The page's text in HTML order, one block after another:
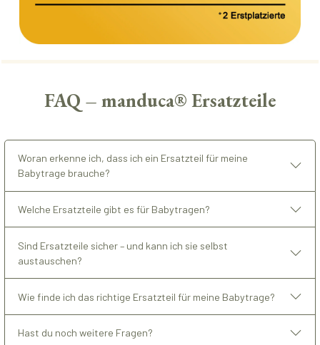
FAQ – manduca® Ersatzteile
Woran erkenne ich, dass ich ein Ersatzteil für meine
Babytrage brauche?
Welche Ersatzteile gibt es für Babytragen?
Sind Ersatzteile sicher – und kann ich sie selbst
austauschen?
Wie finde ich das richtige Ersatzteil für meine Babytrage?
Hast du noch weitere Fragen?